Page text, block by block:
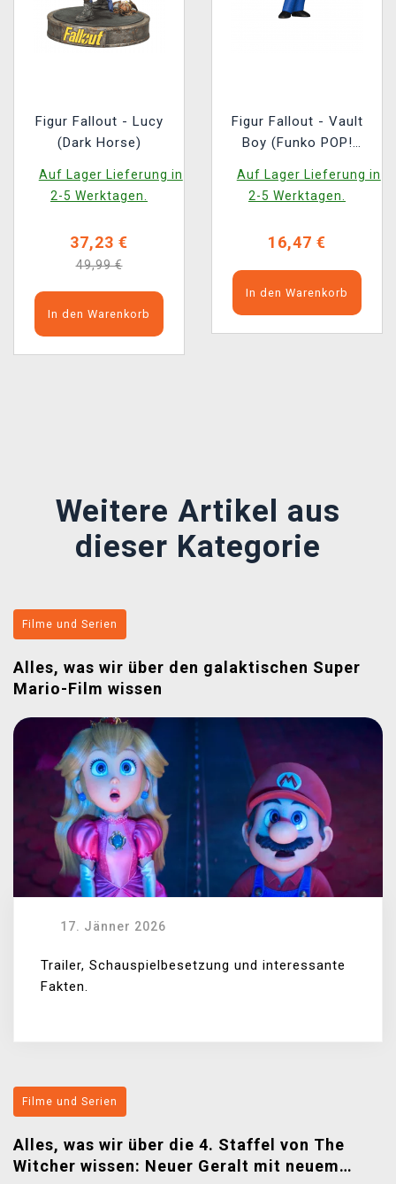
Figur Fallout - Lucy
(Dark Horse)
Auf Lager Lieferung in
2-5 Werktagen.
37,23 €
49,99 €
In den Warenkorb
Figur Fallout - Vault
Boy (Funko POP!
Auf Lager Lieferung in
2-5 Werktagen.
16,47 €
In den Warenkorb
Weitere Artikel aus
dieser Kategorie
Filme und Serien
Alles, was wir über den galaktischen Super
Mario-Film wissen
17. Jänner 2026
Trailer, Schauspielbesetzung und interessante
Fakten.
Filme und Serien
Alles, was wir über die 4. Staffel von The
Witcher wissen: Neuer Geralt mit neuem